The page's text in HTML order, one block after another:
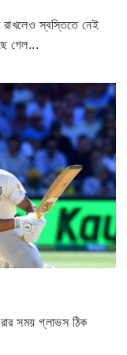
রাখলেও স্বস্তিতে নেই
গেল...
সময় গ্লাভস ঠিক